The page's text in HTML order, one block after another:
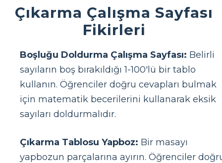
Çıkarma Çalışma Sayfası
Fikirleri
Boşluğu Doldurma Çalışma Sayfası: Belirli
sayıların boş bırakıldığı 1-100'lü bir tablo
kullanın. Öğrenciler doğru cevapları bulmak
için matematik becerilerini kullanarak eksik
sayıları doldurmalıdır.
Çıkarma Tablosu Yapboz: Bir masayı
yapbozun parçalarına ayırın. Öğrenciler